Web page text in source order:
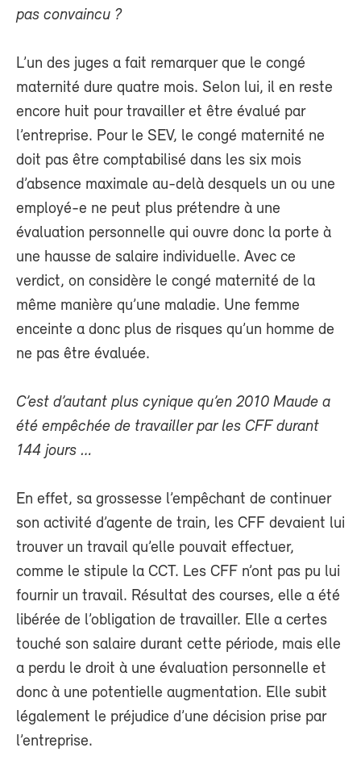
pas convaincu ?
L’un des juges a fait remarquer que le congé
maternité dure quatre mois. Selon lui, il en reste
encore huit pour travailler et être évalué par
l’entreprise. Pour le SEV, le congé maternité ne
doit pas être comptabilisé dans les six mois
d’absence maximale au-delà desquels un ou une
employé-e ne peut plus prétendre à une
évaluation personnelle qui ouvre donc la porte à
une hausse de salaire individuelle. Avec ce
verdict, on considère le congé maternité de la
même manière qu’une maladie. Une femme
enceinte a donc plus de risques qu’un homme de
ne pas être évaluée.
C’est d’autant plus cynique qu’en 2010 Maude a
été empêchée de travailler par les CFF durant
144 jours …
En effet, sa grossesse l’empêchant de continuer
son activité d’agente de train, les CFF devaient lui
trouver un travail qu’elle pouvait effectuer,
comme le stipule la CCT. Les CFF n’ont pas pu lui
fournir un travail. Résultat des courses, elle a été
libérée de l’obligation de travailler. Elle a certes
touché son salaire durant cette période, mais elle
a perdu le droit à une évaluation personnelle et
donc à une potentielle augmentation. Elle subit
légalement le préjudice d’une décision prise par
l’entreprise.